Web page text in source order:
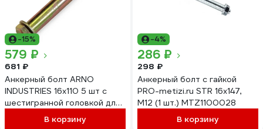
-15%
579 ₽
681 ₽
Анкерный болт ARNO
INDUSTRIES 16х110 5 шт с
шестигранной головкой для
крепления конструкций к
бетону и кирпичу (111)
В корзину
-4%
286 ₽
298 ₽
Анкерный болт с гайкой
PRO-metizi.ru STR 16x147,
М12 (1 шт.) MTZ1100028
В корзину